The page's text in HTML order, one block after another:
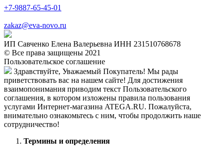
+7-9887-65-45-01
zakaz@eva-novo.ru
ИП Савченко Елена Валерьевна ИНН 231510768678
© Все права защищены 2021
Пользовательское соглашение
Здравствуйте, Уважаемый Покупатель! Мы рады
приветствовать вас на нашем сайте! Для достижения
взаимопонимания приводим текст Пользовательского
соглашения, в котором изложены правила пользования
услугами Интернет-магазина ATEGA.RU. Пожалуйста,
внимательно ознакомьтесь с ним, чтобы продолжить наше
сотрудничество!
Термины и определения